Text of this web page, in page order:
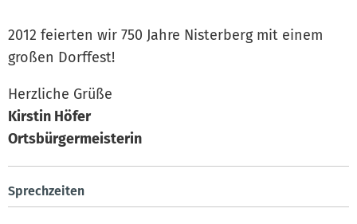
2012 feierten wir 750 Jahre Nisterberg mit einem
großen Dorffest!
Herzliche Grüße
Kirstin Höfer
Ortsbürgermeisterin
Sprechzeiten